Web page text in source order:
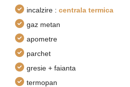
incalzire : centrala termica
gaz metan
apometre
parchet
gresie + faianta
termopan